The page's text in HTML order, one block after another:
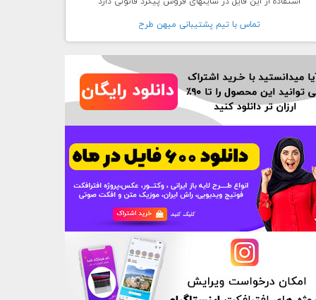
تماس با تيم پشتيبانی ميهن طرح